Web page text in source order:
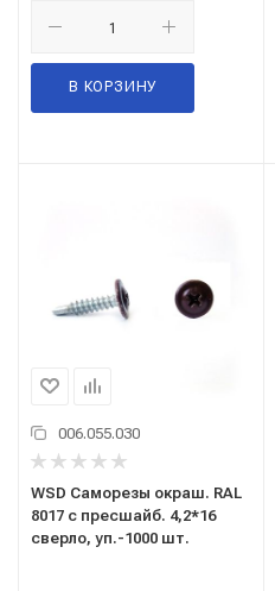
В КОРЗИНУ
006.055.030
WSD Саморезы окраш. RAL
8017 с пресшайб. 4,2*16
сверло, уп.-1000 шт.